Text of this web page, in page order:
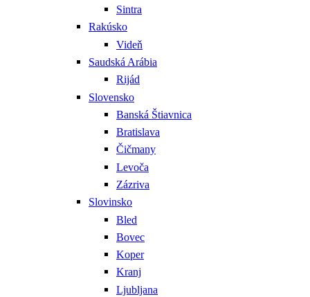
Sintra
Rakúsko
Videň
Saudská Arábia
Rijád
Slovensko
Banská Štiavnica
Bratislava
Čičmany
Levoča
Zázriva
Slovinsko
Bled
Bovec
Koper
Kranj
Ljubljana